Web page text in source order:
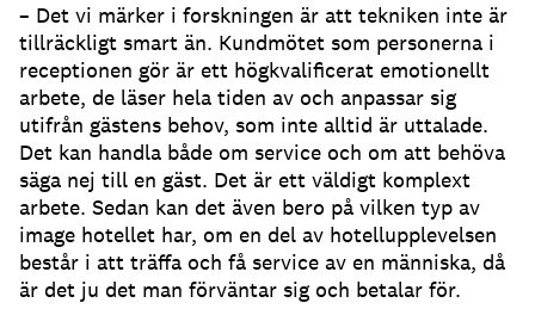
– Det vi märker i forskningen är att tekniken inte är
tillräckligt smart än. Kundmötet som personerna i
receptionen gör är ett högkvalificerat emotionellt
arbete, de läser hela tiden av och anpassar sig
utifrån gästens behov, som inte alltid är uttalade.
Det kan handla både om service och om att behöva
säga nej till en gäst. Det är ett väldigt komplext
arbete. Sedan kan det även bero på vilken typ av
image hotellet har, om en del av hotellupplevelsen
består i att träffa och få service av en människa, då
är det ju det man förväntar sig och betalar för.